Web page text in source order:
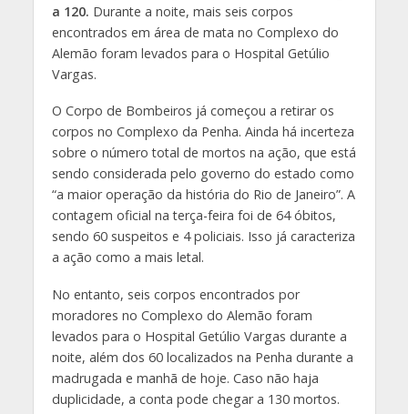
a 120. Durante a noite, mais seis corpos
encontrados em área de mata no Complexo do
Alemão foram levados para o Hospital Getúlio
Vargas.
O Corpo de Bombeiros já começou a retirar os
corpos no Complexo da Penha. Ainda há incerteza
sobre o número total de mortos na ação, que está
sendo considerada pelo governo do estado como
“a maior operação da história do Rio de Janeiro”. A
contagem oficial na terça-feira foi de 64 óbitos,
sendo 60 suspeitos e 4 policiais. Isso já caracteriza
a ação como a mais letal.
No entanto, seis corpos encontrados por
moradores no Complexo do Alemão foram
levados para o Hospital Getúlio Vargas durante a
noite, além dos 60 localizados na Penha durante a
madrugada e manhã de hoje. Caso não haja
duplicidade, a conta pode chegar a 130 mortos.